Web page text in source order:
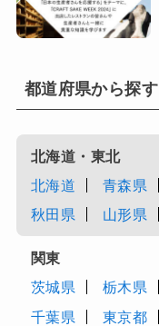
都道府県から探す
北海道・東北
北海道
青森県
秋田県
山形県
関東
茨城県
栃木県
千葉県
東京都